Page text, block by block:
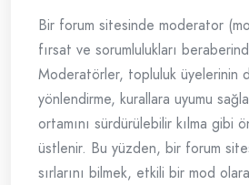
Bir forum sitesinde moderator
fırsat ve sorumlulukları
Moderatörler, topluluk üyelerinin
yönlendirme, kurallara uyumu
ortamını sürdürülebilir kılma gibi
üstlenir. Bu yüzden, bir forum
sırlarını bilmek, etkili bir mod